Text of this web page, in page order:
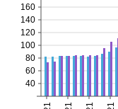
40
60
80
100
120
140
160